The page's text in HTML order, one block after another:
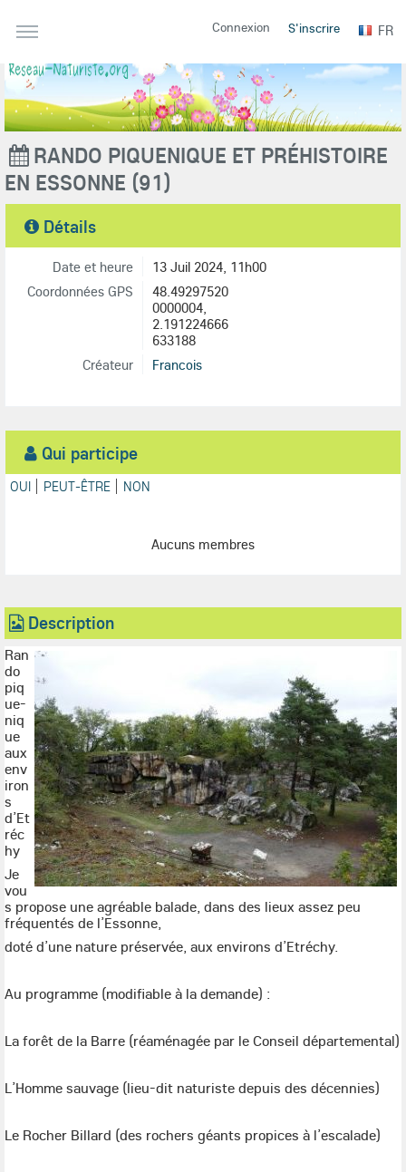
Connexion S'inscrire FR
RANDO PIQUENIQUE ET PRÉHISTOIRE
EN ESSONNE (91)
Détails
Date et heure
13 Juil 2024, 11h00
Coordonnées GPS
48.49297520
0000004,
2.191224666
633188
Créateur
Francois
Qui participe
OUI PEUT-ÊTRE NON
Aucuns membres
Description
Ran
do
piq
ue-
niq
ue
aux
env
iron
s
d’Et
réc
hy
Je
vou
s propose une agréable balade, dans des lieux assez peu
fréquentés de l’Essonne,
doté d’une nature préservée, aux environs d’Etréchy.
Au programme (modifiable à la demande) :
La forêt de la Barre (réaménagée par le Conseil départemental)
L’Homme sauvage (lieu-dit naturiste depuis des décennies)
Le Rocher Billard (des rochers géants propices à l’escalade)